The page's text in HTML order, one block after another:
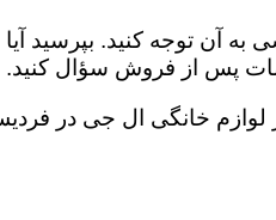
آن توجه کنید. بپرسید
از فروش سؤال کنید.
لوازم خانگی ال جی در